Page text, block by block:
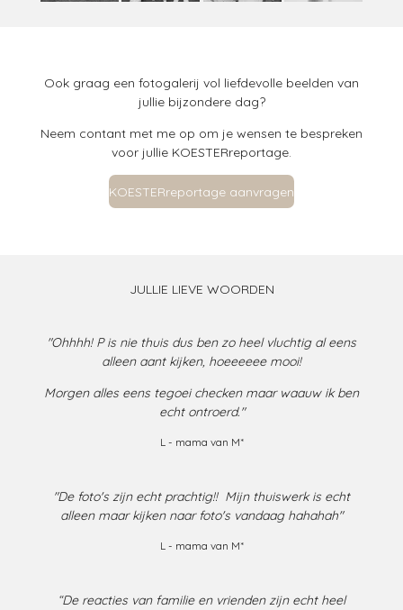
Ook graag een fotogalerij vol liefdevolle beelden van
jullie bijzondere dag?
Neem contant met me op om je wensen te bespreken
voor jullie KOESTERreportage.
KOESTERreportage aanvragen
JULLIE LIEVE WOORDEN
"Ohhhh! P is nie thuis dus ben zo heel vluchtig al eens
alleen aant kijken, hoeeeeee mooi!
Morgen alles eens tegoei checken maar waauw ik ben
echt ontroerd."
L - mama van M*
"De foto's zijn echt prachtig!! Mijn thuiswerk is echt
alleen maar kijken naar foto's vandaag hahahah"
L - mama van M*
“De reacties van familie en vriendenzijn echt heel